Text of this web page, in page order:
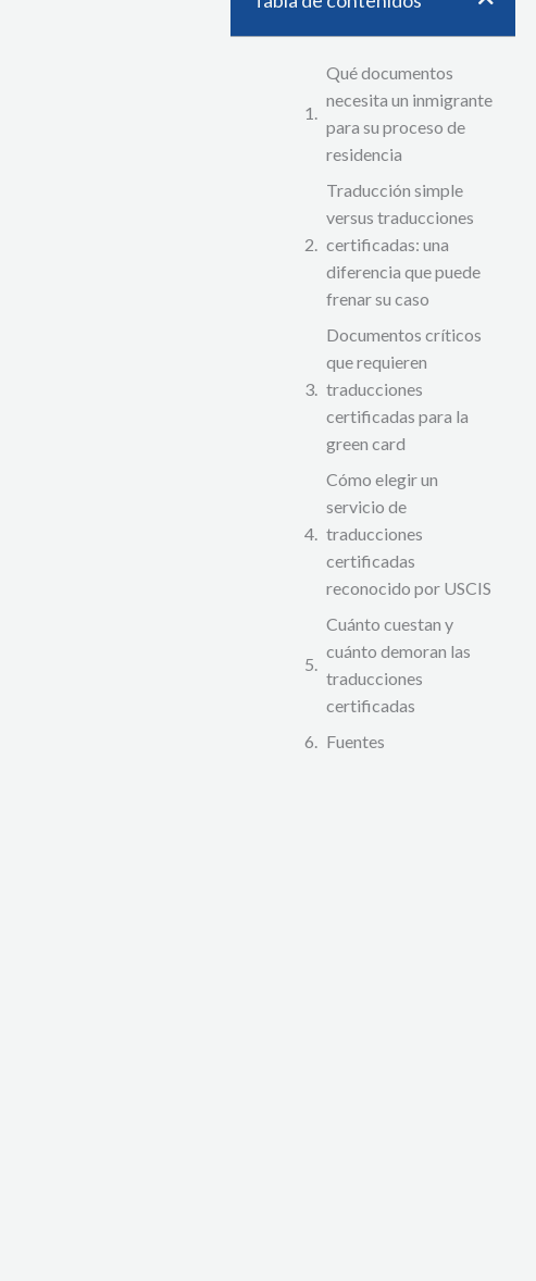
Qué documentos
necesita un inmigrante
para su proceso de
residencia
Traducción simple
versus traducciones
certificadas: una
diferencia que puede
frenar su caso
Documentos críticos
que requieren
traducciones
certificadas para la
green card
Cómo elegir un
servicio de
traducciones
certificadas
reconocido por USCIS
Cuánto cuestan y
cuánto demoran las
traducciones
certificadas
Fuentes